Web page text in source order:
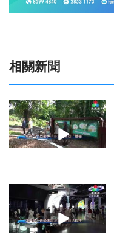
相關新聞